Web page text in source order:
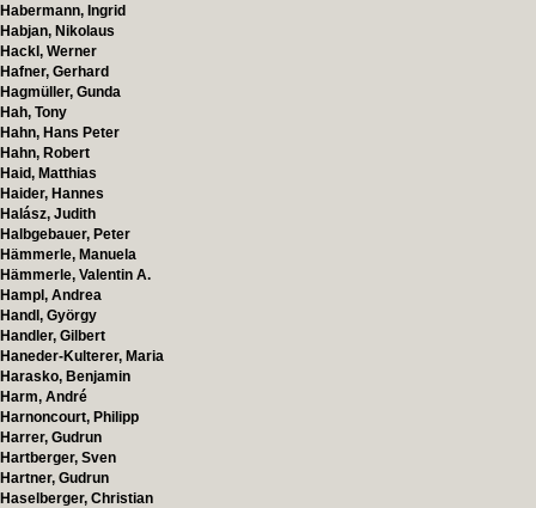
Habermann, Ingrid
Habjan, Nikolaus
Hackl, Werner
Hafner, Gerhard
Hagmüller, Gunda
Hah, Tony
Hahn, Hans Peter
Hahn, Robert
Haid, Matthias
Haider, Hannes
Halász, Judith
Halbgebauer, Peter
Hämmerle, Manuela
Hämmerle, Valentin A.
Hampl, Andrea
Handl, György
Handler, Gilbert
Haneder-Kulterer, Maria
Harasko, Benjamin
Harm, André
Harnoncourt, Philipp
Harrer, Gudrun
Hartberger, Sven
Hartner, Gudrun
Haselberger, Christian